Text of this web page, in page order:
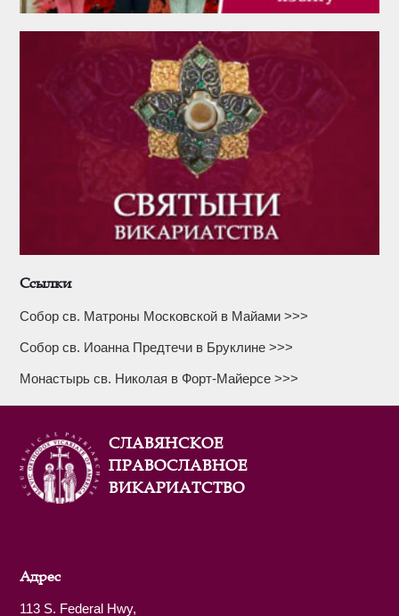
Ссылки
Собор св. Матроны Московской в Майами >>>
Собор св. Иоанна Предтечи в Бруклине >>>
Монастырь св. Николая в Форт-Майерсе >>>
СЛАВЯНСКОЕ
ПРАВОСЛАВНОЕ
ВИКАРИАТСТВО
Адрес
113 S. Federal Hwy,